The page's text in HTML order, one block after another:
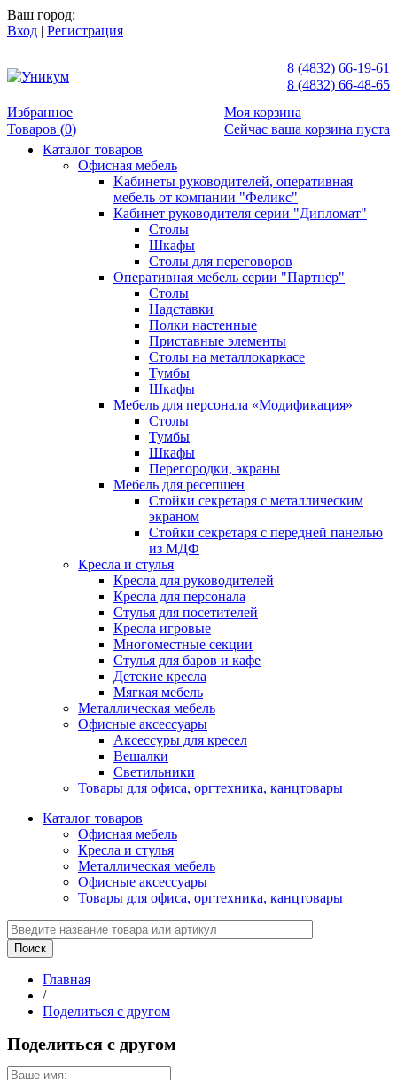
Ваш город:
Вход | Регистрация
8 (4832) 66-19-61
8 (4832) 66-48-65
Избранное
Товаров (0)
Моя корзина
Сейчас ваша корзина пуста
Каталог товаров
Офисная мебель
Kабинеты руководителей, оперативная
мебель от компании "Феликс"
Кабинет руководителя серии "Дипломат"
Столы
Шкафы
Столы для переговоров
Оперативная мебель серии "Партнер"
Столы
Надставки
Полки настенные
Приставные элементы
Столы на металлокаркасе
Тумбы
Шкафы
Мебель для персонала «Модификация»
Столы
Тумбы
Шкафы
Перегородки, экраны
Мебель для ресепшен
Стойки секретаря с металлическим
экраном
Стойки секретаря с передней панелью
из МДФ
Кресла и стулья
Кресла для руководителей
Кресла для персонала
Стулья для посетителей
Кресла игровые
Многоместные секции
Стулья для баров и кафе
Детские кресла
Мягкая мебель
Металлическая мебель
Офисные аксессуары
Аксессуры для кресел
Вешалки
Светильники
Товары для офиса, оргтехника, канцтовары
Каталог товаров
Офисная мебель
Кресла и стулья
Металлическая мебель
Офисные аксессуары
Товары для офиса, оргтехника, канцтовары
Главная
/
Поделиться с другом
Поделиться с другом